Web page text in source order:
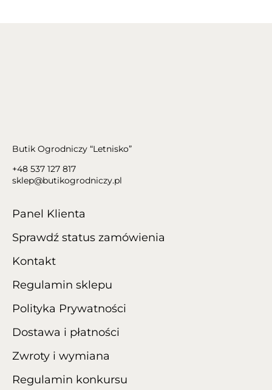
Butik Ogrodniczy “Letnisko”
+48 537 127 817
sklep@butikogrodniczy.pl
Panel Klienta
Sprawdź status zamówienia
Kontakt
Regulamin sklepu
Polityka Prywatności
Dostawa i płatności
Zwroty i wymiana
Regulamin konkursu